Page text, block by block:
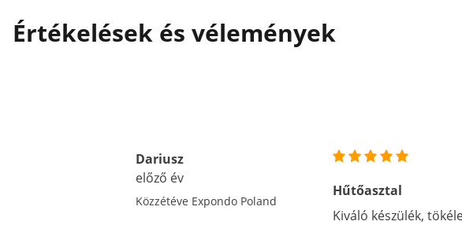
Értékelések és vélemények
Dariusz
előző év
Közzétéve Expondo Poland
Hűtőasztal
Kiváló készülék,